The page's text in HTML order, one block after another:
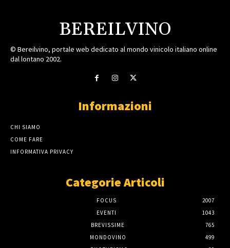
BEREILVINO
© Bereilvino, portale web dedicato al mondo vinicolo italiano online
dal lontano 2002.
Informazioni
CHI SIAMO
COME FARE
INFORMATIVA PRIVACY
Categorie Articoli
FOCUS
2007
EVENTI
1043
BREVISSIME
765
MONDOVINO
499